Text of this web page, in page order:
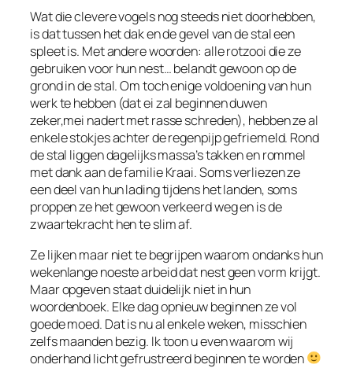
Wat die clevere vogels nog steeds niet doorhebben,
is dat tussen het dak en de gevel van de stal een
spleet is. Met andere woorden: alle rotzooi die ze
gebruiken voor hun nest… belandt gewoon op de
grond in de stal. Om toch enige voldoening van hun
werk te hebben (dat ei zal beginnen duwen
zeker,mei nadert met rasse schreden), hebben ze al
enkele stokjes achter de regenpijp gefriemeld. Rond
de stal liggen dagelijks massa’s takken en rommel
met dank aan de familie Kraai. Soms verliezen ze
een deel van hun lading tijdens het landen, soms
proppen ze het gewoon verkeerd weg en is de
zwaartekracht hen te slim af.
Ze lijken maar niet te begrijpen waarom ondanks hun
wekenlange noeste arbeid dat nest geen vorm krijgt.
Maar opgeven staat duidelijk niet in hun
woordenboek. Elke dag opnieuw beginnen ze vol
goede moed. Dat is nu al enkele weken, misschien
zelfs maanden bezig. Ik toon u even waarom wij
onderhand licht gefrustreerd beginnen te worden